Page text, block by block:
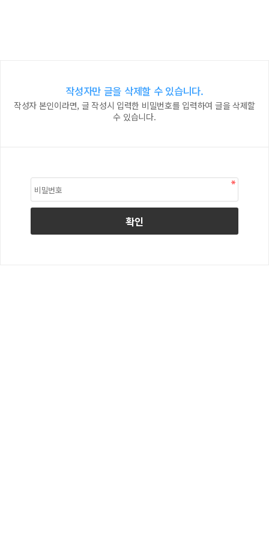
작성자만 글을 삭제할 수 있습니다.
작성자 본인이라면, 글 작성시 입력한 비밀번호를 입력하여 글을 삭제할
수 있습니다.